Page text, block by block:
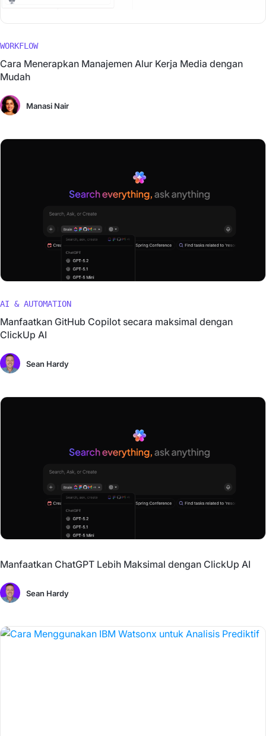
WORKFLOW
Cara Menerapkan Manajemen Alur Kerja Media dengan
Mudah
Manasi Nair
AI & AUTOMATION
Manfaatkan GitHub Copilot secara maksimal dengan
ClickUp AI
Sean Hardy
Manfaatkan ChatGPT Lebih Maksimal dengan ClickUp AI
Sean Hardy